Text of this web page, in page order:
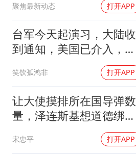
聚焦最新动态 打开APP
台军今天起演习，大陆收
到通知，美国已介入，日
笑饮孤鸿非 打开APP
让大使摸排所在国导弹数
量，泽连斯基想道德绑架
宋忠平 打开APP